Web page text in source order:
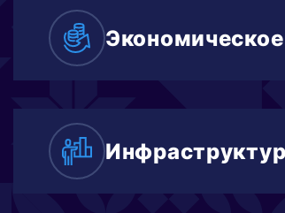
Высокий уровень
Социально
Высокий кадровый